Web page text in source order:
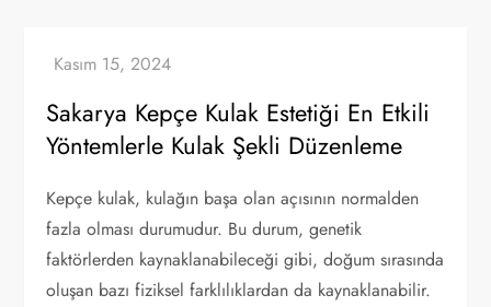
Sakarya Kepçe Kulak Estetiği En Etkili
Yöntemlerle Kulak Şekli Düzenleme
Kepçe kulak, kulağın başa olan açısının normalden
fazla olması durumudur. Bu durum, genetik
faktörlerden kaynaklanabileceği gibi, doğum sırasında
oluşan bazı fiziksel farklılıklardan da kaynaklanabilir.